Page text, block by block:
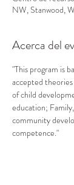
NW, Stanwood,
Acerca del
"This program is
accepted
of child
education;
community
competence."